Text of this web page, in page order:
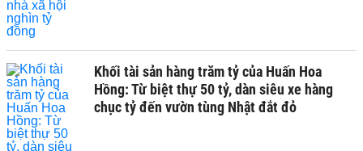
Khối tài sản hàng trăm tỷ của Huấn Hoa
Hồng: Từ biệt thự 50 tỷ, dàn siêu xe hàng
chục tỷ đến vườn tùng Nhật đắt đỏ